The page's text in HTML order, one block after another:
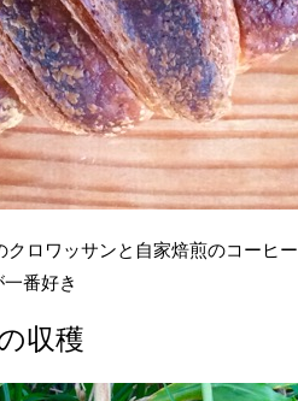
ロワッサンと自家焙煎のコーヒー
番好き
収穫